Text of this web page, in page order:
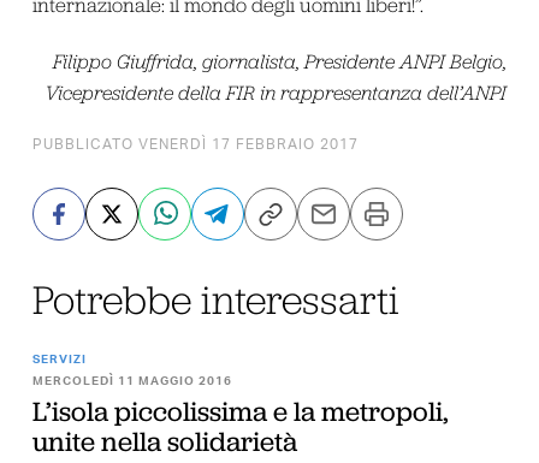
internazionale: il mondo degli uomini liberi!”.
Filippo Giuffrida, giornalista, Presidente ANPI Belgio,
Vicepresidente della FIR in rappresentanza dell’ANPI
PUBBLICATO VENERDÌ 17 FEBBRAIO 2017
Potrebbe interessarti
SERVIZI
MERCOLEDÌ 11 MAGGIO 2016
L’isola piccolissima e la metropoli,
unite nella solidarietà